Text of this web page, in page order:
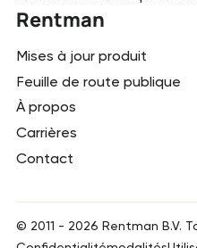
Rentman
Mises à jour produit
Feuille de route publique
À propos
Carrières
Contact
© 2011 - 2026 Rentman B.V.